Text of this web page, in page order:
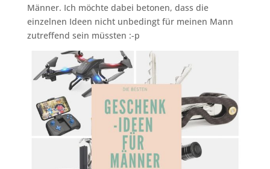
Männer. Ich möchte dabei betonen, dass die
einzelnen Ideen nicht unbedingt für meinen Mann
zutreffend sein müssten :-p